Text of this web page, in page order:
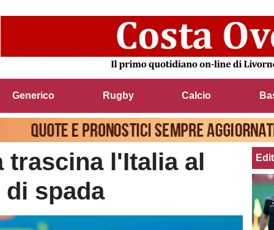
Generico Rugby Calcio
trascina l'Italia al
spada